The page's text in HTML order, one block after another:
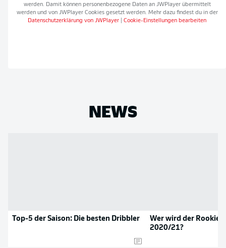
werden. Damit können personenbezogene Daten an JWPlayerübermittelt
werden und von JWPlayerCookies gesetzt werden. Mehr dazu findest du in der
Datenschutzerklärung von JWPlayer Cookie-Einstellungen bearbeiten
NEWS
Top-5 der Saison: Die besten Dribbler
Wer wird der Rookie
2020/21?